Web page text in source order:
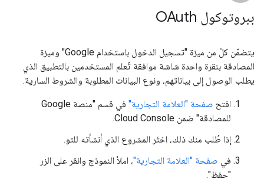
ببروتوكول OAuth
يتضمّن كلّ من ميزة "تسجيل الدخول باستخدام Google" وميزة
المصادقة بنقرة واحدة شاشة موافقة تُعلم المستخدمين بالتطبيق الذي
يطلب الوصول إلى بياناتهم، ونوع البيانات المطلوبة والشروط السارية.
افتح صفحة "العلامة التجارية"
في قسم "منصة Google
للمصادقة" ضمن Cloud Console.
إذا طُلب منك ذلك، اختَر المشروع الذي أنشأته للتو.
في صفحة "العلامة التجارية"، املأ النموذج وانقر على الزر
"حفظ".